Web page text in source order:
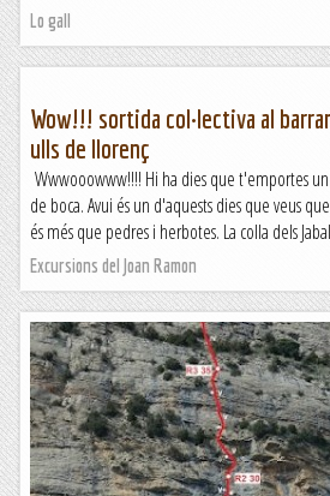
Lo gall
Wow!!! sortida col·lectiva al
ulls de llorenç
Wwwooowww!!!! Hi ha dies que t'emportes
de boca. Avui és un d'aquests dies que veus
és més que pedres i herbotes. La colla dels
Excursions del Joan Ramon